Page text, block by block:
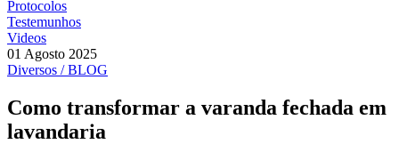
Protocolos
Testemunhos
Videos
01 Agosto 2025
Diversos / BLOG
Como transformar a varanda fechada em
lavandaria